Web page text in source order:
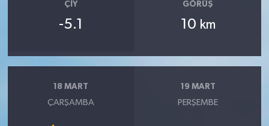
ÇIY
-5.1
GÖRÜŞ
10 km
18 MART
ÇARŞAMBA
19 MART
PERŞEMBE